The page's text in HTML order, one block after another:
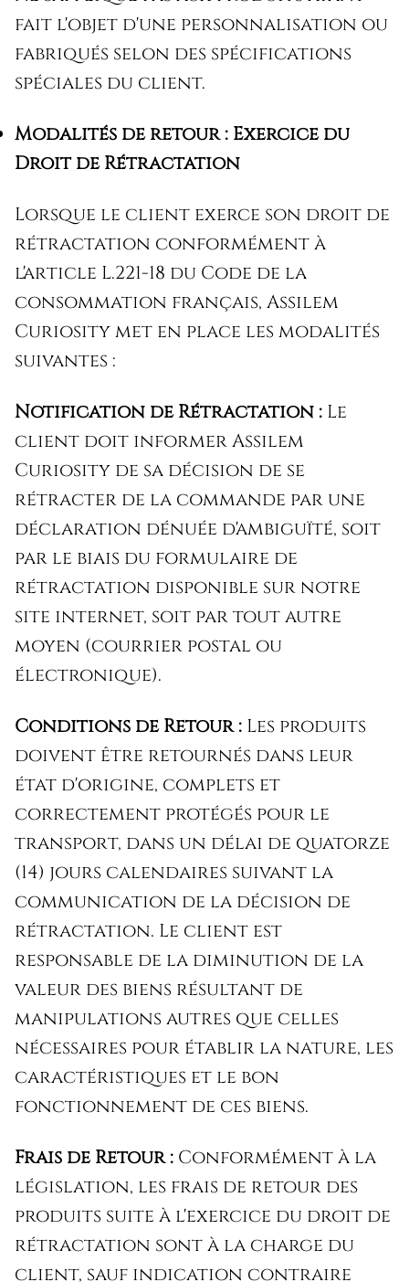
fait l'objet d'une personnalisation ou
fabriqués selon des spécifications
spéciales du client.
Modalités de retour : Exercice du
Droit de Rétractation
Lorsque le client exerce son droit de
rétractation conformément à
l'article L.221-18 du Code de la
consommation français, Assilem
Curiosity met en place les modalités
suivantes :
Notification de Rétractation : Le
client doit informer Assilem
Curiosity de sa décision de se
rétracter de la commande par une
déclaration dénuée d'ambiguïté, soit
par le biais du formulaire de
rétractation disponible sur notre
site internet, soit par tout autre
moyen (courrier postal ou
électronique).
Conditions de Retour : Les produits
doivent être retournés dans leur
état d'origine, complets et
correctement protégés pour le
transport, dans un délai de quatorze
(14) jours calendaires suivant la
communication de la décision de
rétractation. Le client est
responsable de la diminution de la
valeur des biens résultant de
manipulations autres que celles
nécessaires pour établir la nature, les
caractéristiques et le bon
fonctionnement de ces biens.
Frais de Retour : Conformément à la
législation, les frais de retour des
produits suite à l'exercice du droit de
rétractation sont à la charge du
client, sauf indication contraire